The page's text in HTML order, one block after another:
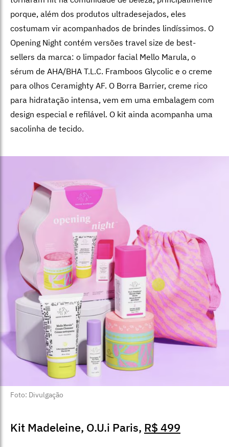
porque, além dos produtos ultradesejados, eles
costumam vir acompanhados de brindes lindíssimos. O
Opening Night contém versões travel size de best-
sellers da marca: o limpador facial Mello Marula, o
sérum de AHA/BHA T.L.C. Framboos Glycolic e o creme
para olhos Ceramighty AF. O Borra Barrier, creme rico
para hidratação intensa, vem em uma embalagem com
design especial e refilável. O kit ainda acompanha uma
sacolinha de tecido.
Foto: Divulgação
Kit Madeleine, O.U.i Paris, R$ 499